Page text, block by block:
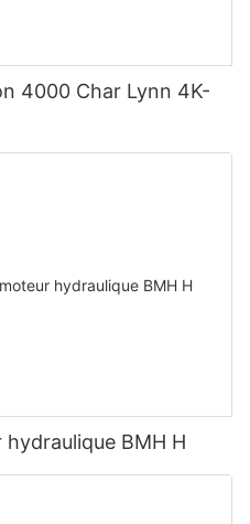
4000 Char Lynn 4K-
BMH H